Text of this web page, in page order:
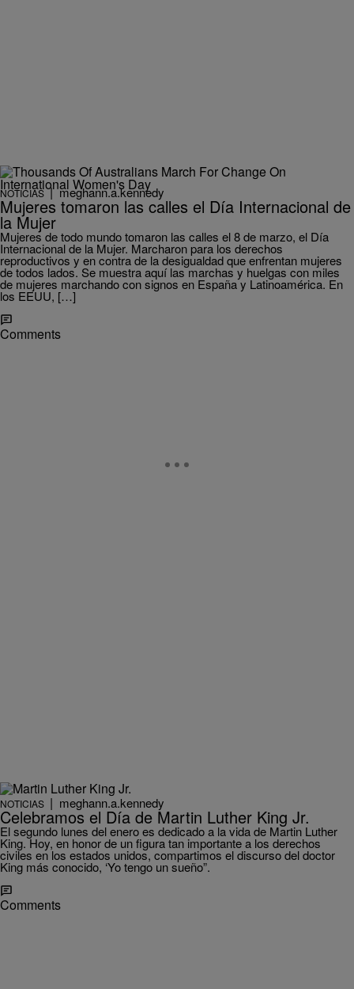
NOTICIAS| meghann.a.kennedy
Mujeres tomaron las calles el Día Internacional de
la Mujer
Mujeres de todo mundo tomaron las calles el 8 de marzo, el Día
Internacional de la Mujer. Marcharon para los derechos
reproductivos y en contra de la desigualdad que enfrentan mujeres
de todos lados. Se muestra aquí las marchas y huelgas con miles
de mujeres marchando con signos en España y Latinoamérica. En
los EEUU, […]
Comments
NOTICIAS | meghann.a.kennedy
Celebramos el Día de Martin Luther King Jr.
El segundo lunes del enero es dedicado a la vida de Martin Luther
King. Hoy, en honor de un figura tan importante a los derechos
civiles en los estados unidos, compartimos el discurso del doctor
King más conocido, ‘Yo tengo un sueño”.
Comments